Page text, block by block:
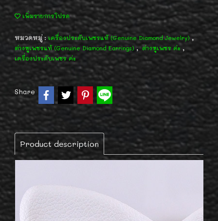
เพิ่มรายการโปรด
หมวดหมู่ :เครื่องประดับเพชรแท้ (Genuine Diamond Jewelry),
ต่างหูเพชรแท้ (Genuine Diamond Earrings), ต่างหูเพชร ค่ะ ,
เครื่องประดับเพชร ค่ะ
Share
Product description